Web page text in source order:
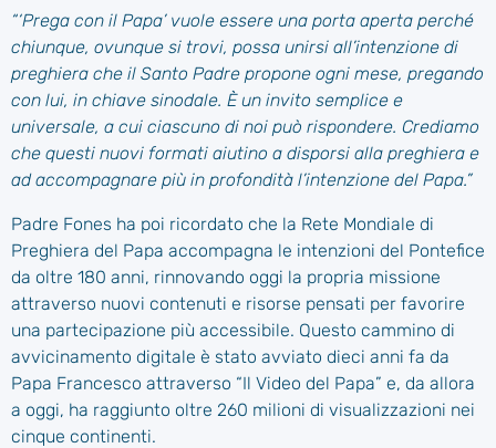
“‘Prega con il Papa’ vuole essere una porta aperta perché
chiunque, ovunque si trovi, possa unirsi all’intenzione di
preghiera che il Santo Padre propone ogni mese, pregando
con lui, in chiave sinodale. È un invito semplice e
universale, a cui ciascuno di noi può rispondere. Crediamo
che questi nuovi formati aiutino a disporsi alla preghiera e
ad accompagnare più in profondità l’intenzione del Papa.”
Padre Fones ha poi ricordato che la Rete Mondiale di
Preghiera del Papa accompagna le intenzioni del Pontefice
da oltre 180 anni, rinnovando oggi la propria missione
attraverso nuovi contenuti e risorse pensati per favorire
una partecipazione più accessibile. Questo cammino di
avvicinamento digitale è stato avviato dieci anni fa da
Papa Francesco attraverso “Il Video del Papa” e, da allora
a oggi, ha raggiunto oltre 260 milioni di visualizzazioni nei
cinque continenti.